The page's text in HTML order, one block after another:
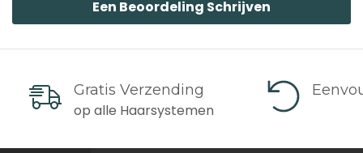
Een Beoordeling Schrijven
Gratis Verzending
op alle Haarsystemen